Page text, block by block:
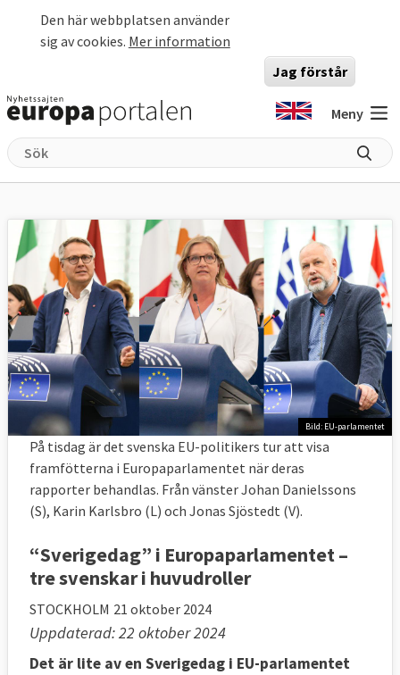
Den här webbplatsen använder
sig av cookies. Mer information
Jag förstår
Meny
Bild: EU-parlamentet
På tisdag är det svenska EU-politikers tur att visa
framfötterna i Europaparlamentet när deras
rapporter behandlas. Från vänster Johan Danielssons
(S), Karin Karlsbro (L) och Jonas Sjöstedt (V).
“Sverigedag” i Europaparlamentet –
tre svenskar i huvudroller
STOCKHOLM 21 oktober 2024
Uppdaterad: 22 oktober 2024
Det är lite av en Sverigedag i EU-parlamentet